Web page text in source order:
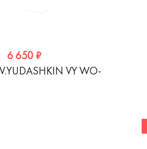
6 650 ₽
VY WO-